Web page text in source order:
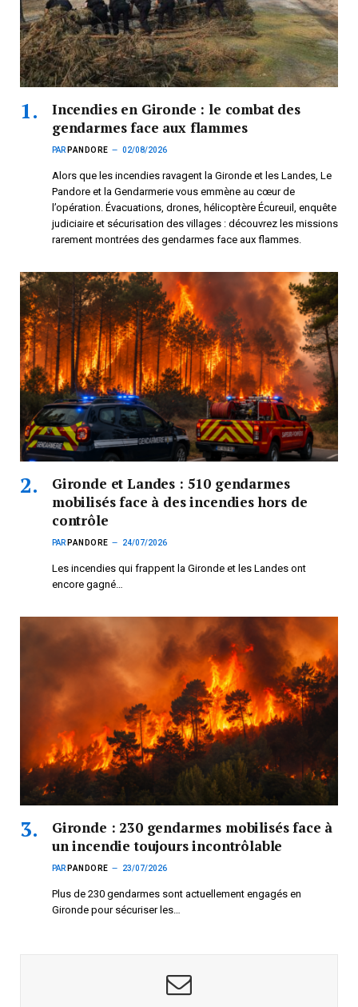
Incendies en Gironde : le combat des
gendarmes face aux flammes
PAR PANDORE 02/08/2026
Alors que les incendies ravagent la Gironde et les Landes, Le
Pandore et la Gendarmerie vous emmène au cœur de
l’opération. Évacuations, drones, hélicoptère Écureuil, enquête
judiciaire et sécurisation des villages : découvrez les missions
rarement montrées des gendarmes face aux flammes.
Gironde et Landes : 510 gendarmes
mobilisés face à des incendies hors de
contrôle
PAR PANDORE 24/07/2026
Les incendies qui frappent la Gironde et les Landes ont
encore gagné…
Gironde : 230 gendarmes mobilisés face à
un incendie toujours incontrôlable
PAR PANDORE 23/07/2026
Plus de 230 gendarmes sont actuellement engagés en
Gironde pour sécuriser les…